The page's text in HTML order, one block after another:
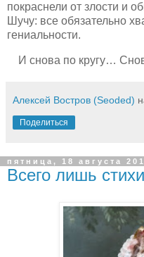
покраснели от злости и
Шучу: все обязательно
гениальности.
И снова по кругу…
Алексей Востров (Seoded)
Поделиться
пятница, 18 августа
Всего лишь